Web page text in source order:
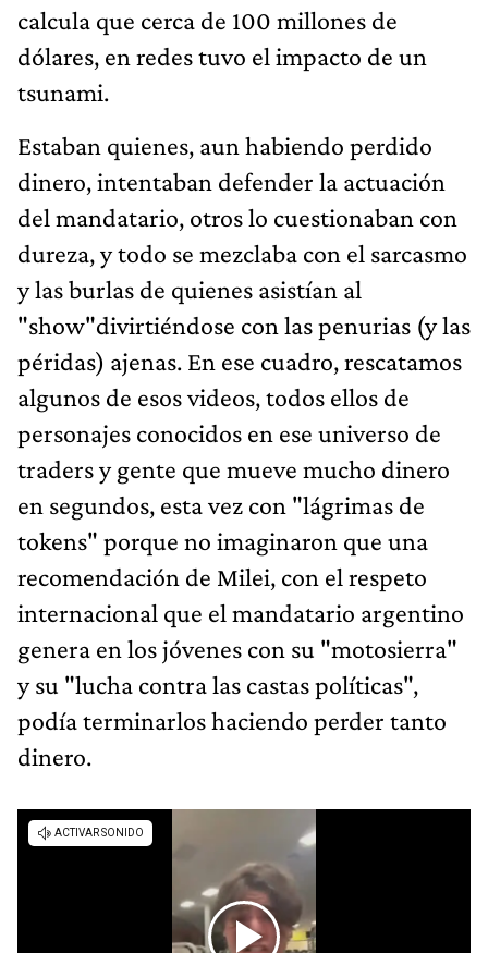
calcula que cerca de 100 millones de
dólares, en redes tuvo el impacto de un
tsunami.
Estaban quienes, aun habiendo perdido
dinero, intentaban defender la actuación
del mandatario, otros lo cuestionaban con
dureza, y todo se mezclaba con el sarcasmo
y las burlas de quienes asistían al
"show"divirtiéndose con las penurias (y las
péridas) ajenas. En ese cuadro, rescatamos
algunos de esos videos, todos ellos de
personajes conocidos en ese universo de
traders y gente que mueve mucho dinero
en segundos, esta vez con "lágrimas de
tokens" porque no imaginaron que una
recomendación de Milei, con el respeto
internacional que el mandatario argentino
genera en los jóvenes con su "motosierra"
y su "lucha contra las castas políticas",
podía terminarlos haciendo perder tanto
dinero.